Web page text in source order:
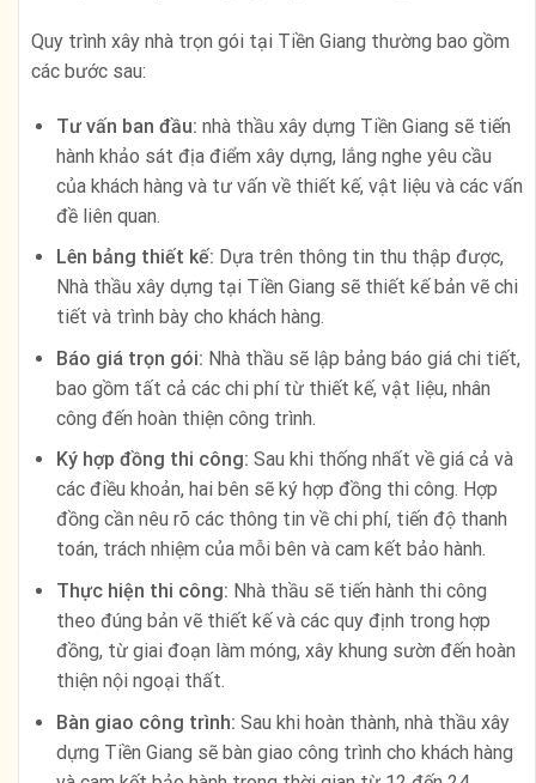
Quy trình xây nhà trọn gói tại Tiền Giang thường bao gồm
các bước sau:
Tư vấn ban đầu: nhà thầu xây dựng Tiền Giang sẽ tiến
hành khảo sát địa điểm xây dựng, lắng nghe yêu cầu
của khách hàng và tư vấn về thiết kế, vật liệu và các vấn
đề liên quan.
Lên bảng thiết kế: Dựa trên thông tin thu thập được,
Nhà thầu xây dựng tại Tiền Giang sẽ thiết kế bản vẽ chi
tiết và trình bày cho khách hàng.
Báo giá trọn gói: Nhà thầu sẽ lập bảng báo giá chi tiết,
bao gồm tất cả các chi phí từ thiết kế, vật liệu, nhân
công đến hoàn thiện công trình.
Ký hợp đồng thi công: Sau khi thống nhất về giá cả và
các điều khoản, hai bên sẽ ký hợp đồng thi công. Hợp
đồng cần nêu rõ các thông tin về chi phí, tiến độ thanh
toán, trách nhiệm của mỗi bên và cam kết bảo hành.
Thực hiện thi công: Nhà thầu sẽ tiến hành thi công
theo đúng bản vẽ thiết kế và các quy định trong hợp
đồng, từ giai đoạn làm móng, xây khung sườn đến hoàn
thiện nội ngoại thất.
Bàn giao công trình: Sau khi hoàn thành, nhà thầu xây
dựng Tiền Giang sẽ bàn giao công trình cho khách hàng